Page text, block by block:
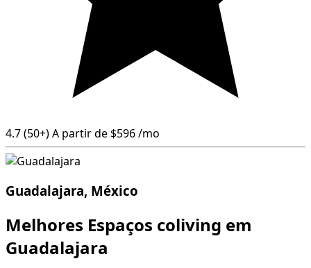
4.7(50+)A partir de $596/mo
Guadalajara, México
Melhores Espaços coliving em
Guadalajara